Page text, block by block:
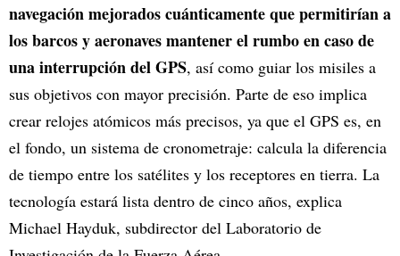
navegación mejorados cuánticamente que permitirían a
los barcos y aeronaves mantener el rumbo en caso de
una interrupción del GPS, así como guiar los misiles a
sus objetivos con mayor precisión. Parte de eso implica
crear relojes atómicos más precisos, ya que el GPS es, en
el fondo, un sistema de cronometraje: calcula la diferencia
de tiempo entre los satélites y los receptores en tierra. La
tecnología estará lista dentro de cinco años, explica
Michael Hayduk, subdirector del Laboratorio de